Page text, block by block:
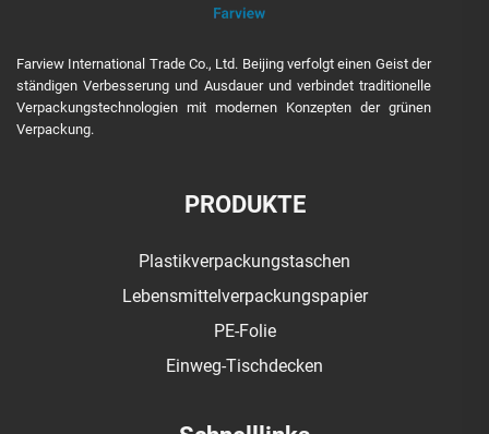
Farview International Trade Co., Ltd. Beijing verfolgt einen Geist der
ständigen Verbesserung und Ausdauer und verbindet traditionelle
Verpackungstechnologien mit modernen Konzepten der grünen
Verpackung.
PRODUKTE
Plastikverpackungstaschen
Lebensmittelverpackungspapier
PE-Folie
Einweg-Tischdecken